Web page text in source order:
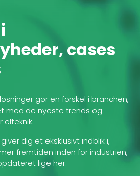
i
cases
gør en forskel i branchen,
med de nyeste trends og
elteknik.
dig et eksklusivt indblik i,
fremtiden inden for industrien,
lige her.